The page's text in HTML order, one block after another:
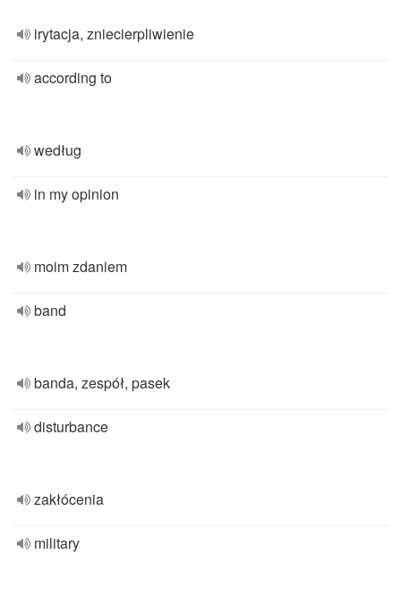
irytacja, zniecierpliwienie
according to
według
in my opinion
moim zdaniem
band
banda, zespół, pasek
disturbance
zakłócenia
military